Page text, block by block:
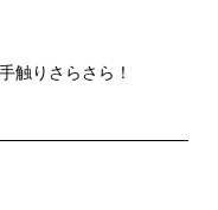
触りさらさら！